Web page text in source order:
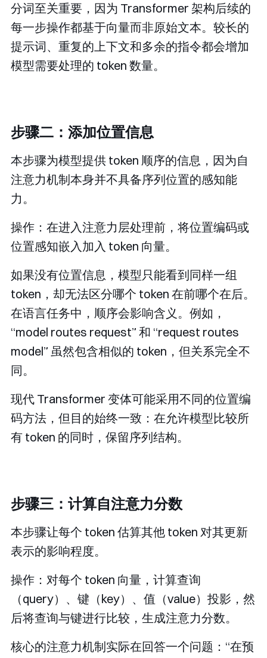
分词至关重要，因为 Transformer 架构后续的
每一步操作都基于向量而非原始文本。较长的
提示词、重复的上下文和多余的指令都会增加
模型需要处理的 token 数量。
步骤二：添加位置信息
本步骤为模型提供 token 顺序的信息，因为自
注意力机制本身并不具备序列位置的感知能
力。
操作：在进入注意力层处理前，将位置编码或
位置感知嵌入加入 token 向量。
如果没有位置信息，模型只能看到同样一组
token，却无法区分哪个 token 在前哪个在后。
在语言任务中，顺序会影响含义。例如，
“model routes request” 和 “request routes
model” 虽然包含相似的 token，但关系完全不
同。
现代 Transformer 变体可能采用不同的位置编
码方法，但目的始终一致：在允许模型比较所
有 token 的同时，保留序列结构。
步骤三：计算自注意力分数
本步骤让每个 token 估算其他 token 对其更新
表示的影响程度。
操作：对每个 token 向量，计算查询
（query）、键（key）、值（value）投影，然
后将查询与键进行比较，生成注意力分数。
核心的注意力机制实际在回答一个问题：“在预